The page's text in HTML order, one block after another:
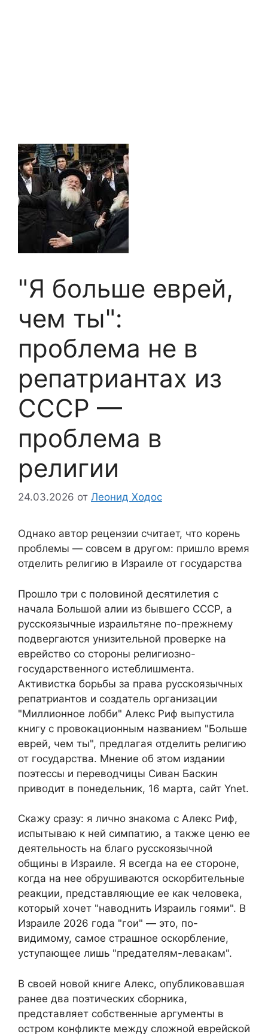
"Я больше еврей,
чем ты":
проблема не в
репатриантах из
СССР —
проблема в
религии
24.03.2026 от Леонид Ходос
Однако автор рецензии считает, что корень
проблемы — совсем в другом: пришло время
отделить религию в Израиле от государства
Прошло три с половиной десятилетия с
начала Большой алии из бывшего СССР, а
русскоязычные израильтяне по-прежнему
подвергаются унизительной проверке на
еврейство со стороны религиозно-
государственного истеблишмента.
Активистка борьбы за права русскоязычных
репатриантов и создатель организации
"Миллионное лобби" Алекс Риф выпустила
книгу с провокационным названием "Больше
еврей, чем ты", предлагая отделить религию
от государства. Мнение об этом издании
поэтессы и переводчицы Сиван Баскин
приводит в понедельник, 16 марта, сайт Ynet.
Скажу сразу: я лично знакома с Алекс Риф,
испытываю к ней симпатию, а также ценю ее
деятельность на благо русскоязычной
общины в Израиле. Я всегда на ее стороне,
когда на нее обрушиваются оскорбительные
реакции, представляющие ее как человека,
который хочет "наводнить Израиль гоями". В
Израиле 2026 года "гои" — это, по-
видимому, самое страшное оскорбление,
уступающее лишь "предателям-левакам".
В своей новой книге Алекс, опубликовавшая
ранее два поэтических сборника,
представляет собственные аргументы в
остром конфликте между сложной еврейской